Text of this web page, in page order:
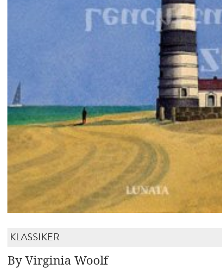
KLASSIKER
By Virginia Woolf